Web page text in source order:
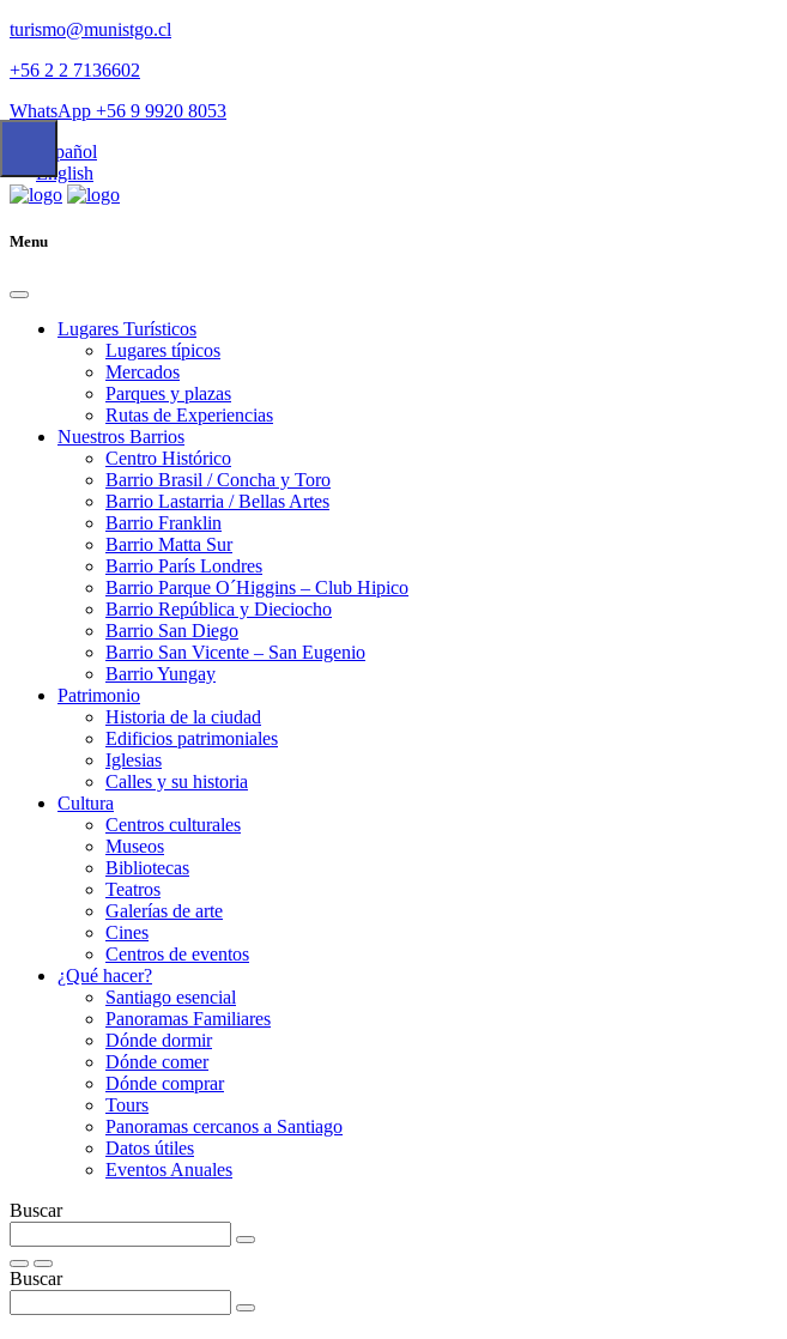
turismo@munistgo.cl
+56 2 2 7136602
WhatsApp +56 9 9920 8053
Español
English
Menu
Lugares Turísticos
Lugares tí­picos
Mercados
Parques y plazas
Rutas de Experiencias
Nuestros Barrios
Centro Histórico
Barrio Brasil / Concha y Toro
Barrio Lastarria / Bellas Artes
Barrio Franklin
Barrio Matta Sur
Barrio Parí­s Londres
Barrio Parque O´Higgins – Club Hipico
Barrio República y Dieciocho
Barrio San Diego
Barrio San Vicente – San Eugenio
Barrio Yungay
Patrimonio
Historia de la ciudad
Edificios patrimoniales
Iglesias
Calles y su historia
Cultura
Centros culturales
Museos
Bibliotecas
Teatros
Galerí­as de arte
Cines
Centros de eventos
¿Qué hacer?
Santiago esencial
Panoramas Familiares
Dónde dormir
Dónde comer
Dónde comprar
Tours
Panoramas cercanos a Santiago
Datos útiles
Eventos Anuales
Buscar
Buscar